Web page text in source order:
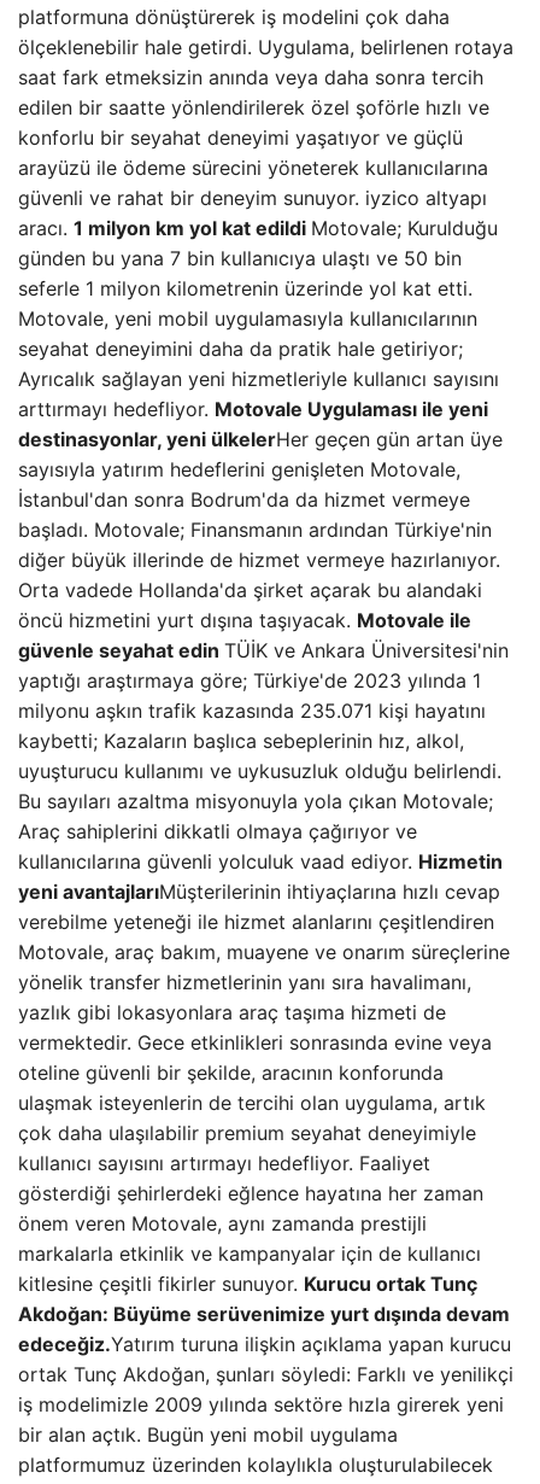
platformuna dönüştürerek iş modelini çok daha
ölçeklenebilir hale getirdi. Uygulama, belirlenen rotaya
saat fark etmeksizin anında veya daha sonra tercih
edilen bir saatte yönlendirilerek özel şoförle hızlı ve
konforlu bir seyahat deneyimi yaşatıyor ve güçlü
arayüzü ile ödeme sürecini yöneterek kullanıcılarına
güvenli ve rahat bir deneyim sunuyor. iyzico altyapı
aracı. 1 milyon km yol kat edildi Motovale; Kurulduğu
günden bu yana 7 bin kullanıcıya ulaştı ve 50 bin
seferle 1 milyon kilometrenin üzerinde yol kat etti.
Motovale, yeni mobil uygulamasıyla kullanıcılarının
seyahat deneyimini daha da pratik hale getiriyor;
Ayrıcalık sağlayan yeni hizmetleriyle kullanıcı sayısını
arttırmayı hedefliyor. Motovale Uygulaması ile yeni
destinasyonlar, yeni ülkelerHer geçen gün artan üye
sayısıyla yatırım hedeflerini genişleten Motovale,
İstanbul'dan sonra Bodrum'da da hizmet vermeye
başladı. Motovale; Finansmanın ardından Türkiye'nin
diğer büyük illerinde de hizmet vermeye hazırlanıyor.
Orta vadede Hollanda'da şirket açarak bu alandaki
öncü hizmetini yurt dışına taşıyacak. Motovale ile
güvenle seyahat edin TÜİK ve Ankara Üniversitesi'nin
yaptığı araştırmaya göre; Türkiye'de 2023 yılında 1
milyonu aşkın trafik kazasında 235.071 kişi hayatını
kaybetti; Kazaların başlıca sebeplerinin hız, alkol,
uyuşturucu kullanımı ve uykusuzluk olduğu belirlendi.
Bu sayıları azaltma misyonuyla yola çıkan Motovale;
Araç sahiplerini dikkatli olmaya çağırıyor ve
kullanıcılarına güvenli yolculuk vaad ediyor. Hizmetin
yeni avantajlarıMüşterilerinin ihtiyaçlarına hızlı cevap
verebilme yeteneği ile hizmet alanlarını çeşitlendiren
Motovale, araç bakım, muayene ve onarım süreçlerine
yönelik transfer hizmetlerinin yanı sıra havalimanı,
yazlık gibi lokasyonlara araç taşıma hizmeti de
vermektedir. Gece etkinlikleri sonrasında evine veya
oteline güvenli bir şekilde, aracının konforunda
ulaşmak isteyenlerin de tercihi olan uygulama, artık
çok daha ulaşılabilir premium seyahat deneyimiyle
kullanıcı sayısını artırmayı hedefliyor. Faaliyet
gösterdiği şehirlerdeki eğlence hayatına her zaman
önem veren Motovale, aynı zamanda prestijli
markalarla etkinlik ve kampanyalar için de kullanıcı
kitlesine çeşitli fikirler sunuyor. Kurucu ortak Tunç
Akdoğan: Büyüme serüvenimize yurt dışında devam
edeceğiz.Yatırım turuna ilişkin açıklama yapan kurucu
ortak Tunç Akdoğan, şunları söyledi: Farklı ve yenilikçi
iş modelimizle 2009 yılında sektöre hızla girerek yeni
bir alan açtık. Bugün yeni mobil uygulama
platformumuz üzerinden kolaylıkla oluşturulabilecek